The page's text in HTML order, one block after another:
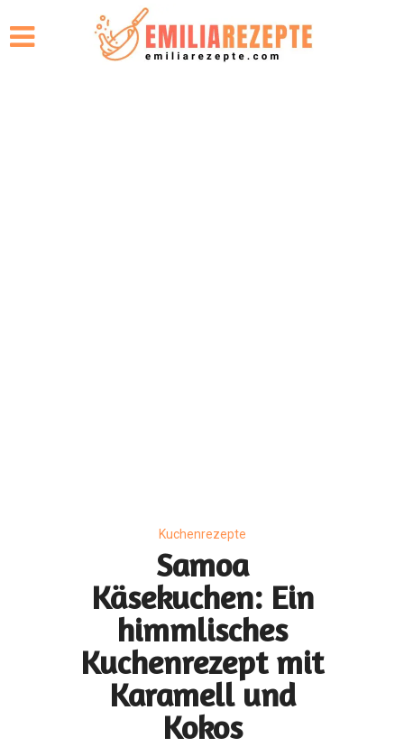
Kuchenrezepte
Samoa
Käsekuchen: Ein
himmlisches
Kuchenrezept mit
Karamell und
Kokos